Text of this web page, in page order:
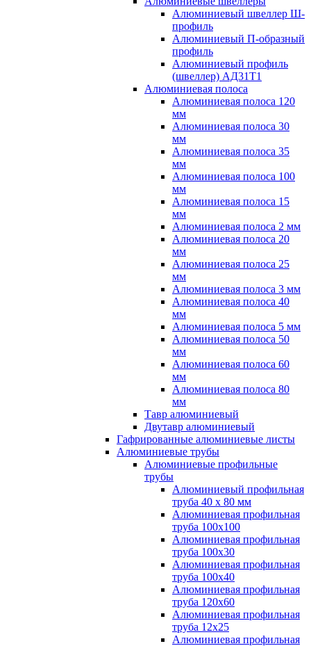
Алюминиевый швеллер Ш-
профиль
Алюминиевый П-образный
профиль
Алюминиевый профиль
(швеллер) АД31Т1
Алюминиевая полоса
Алюминиевая полоса 120
мм
Алюминиевая полоса 30
мм
Алюминиевая полоса 35
мм
Алюминиевая полоса 100
мм
Алюминиевая полоса 15
мм
Алюминиевая полоса 2 мм
Алюминиевая полоса 20
мм
Алюминиевая полоса 25
мм
Алюминиевая полоса 3 мм
Алюминиевая полоса 40
мм
Алюминиевая полоса 5 мм
Алюминиевая полоса 50
мм
Алюминиевая полоса 60
мм
Алюминиевая полоса 80
мм
Тавр алюминиевый
Двутавр алюминиевый
Гафрированные алюминиевые листы
Алюминиевые трубы
Алюминиевые профильные
трубы
Алюминиевый профильная
труба 40 х 80 мм
Алюминиевая профильная
труба 100х100
Алюминиевая профильная
труба 100х30
Алюминиевая профильная
труба 100х40
Алюминиевая профильная
труба 120х60
Алюминиевая профильная
труба 12x25
Алюминиевая профильная